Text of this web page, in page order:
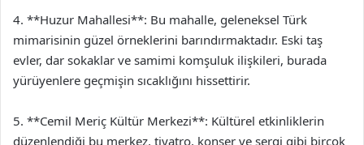
4. **Huzur Mahallesi**: Bu mahalle, geleneksel Türk
mimarisinin güzel örneklerini barındırmaktadır. Eski taş
evler, dar sokaklar ve samimi komşuluk ilişkileri, burada
yürüyenlere geçmişin sıcaklığını hissettirir.
5. **Cemil Meriç Kültür Merkezi**: Kültürel etkinliklerin
düzenlendiği bu merkez, tiyatro, konser ve sergi gibi birçok